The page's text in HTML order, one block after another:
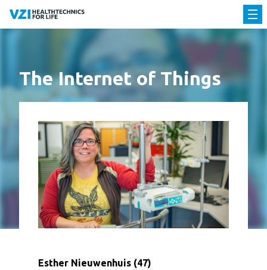
The Internet of Things
Esther Nieuwenhuis (47)